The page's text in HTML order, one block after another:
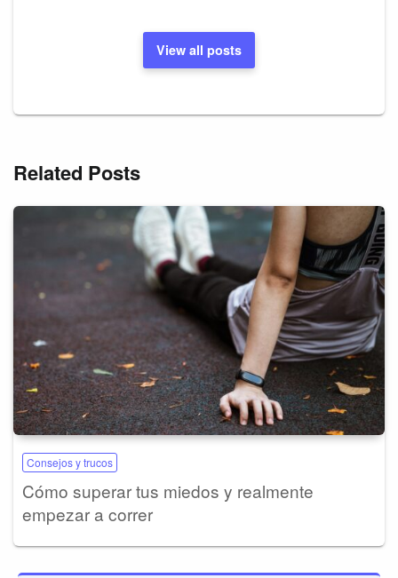
View all posts
Related Posts
Consejos y trucos
Cómo superar tus miedos y realmente
empezar a correr